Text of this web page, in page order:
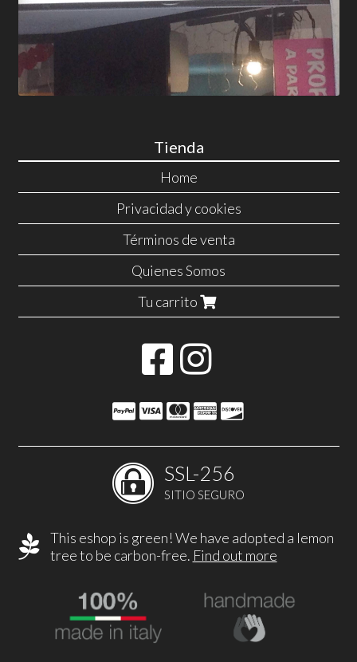
Tienda
Home
Privacidad y cookies
Términos de venta
Quienes Somos
Tu carrito
SSL-256
SITIO SEGURO
This eshop is green! We have adopted a lemon
tree to be carbon-free. Find out more